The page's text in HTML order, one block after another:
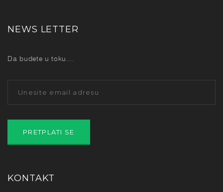
NEWS LETTER
Da budete u toku...
KONTAKT